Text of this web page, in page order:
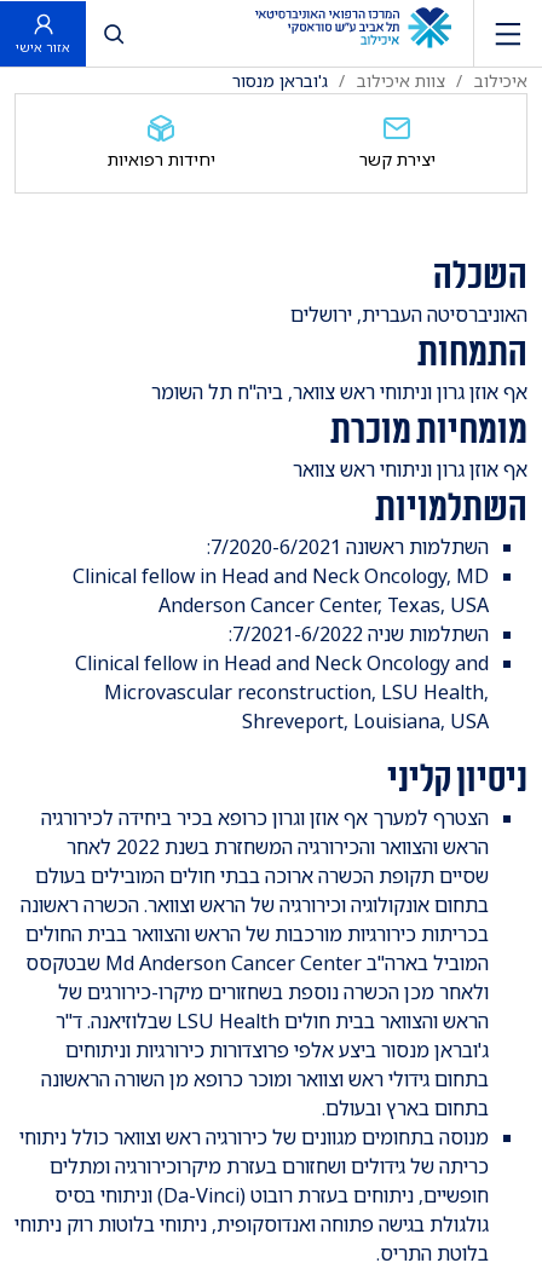
פתח חיפוש
אזור אישי
איכילוב צוות איכילוב ג'ובראן מנסור
השכלה
האוניברסיטה העברית, ירושלים
התמחות
​אף אוזן גרון וניתוחי ראש צוואר, ביה"ח תל השומר
מומחיות מוכרת
​אף אוזן גרון וניתוחי ראש צוואר
השתלמויות
​השתלמות ראשונה 7/2020-6/2021:
Clinical fellow in Head and Neck Oncology, MD
Anderson Cancer Center, Texas, USA
השתלמות שניה 7/2021-6/2022:
Clinical fellow in Head and Neck Oncology and
Microvascular reconstruction, LSU Health,
Shreveport, Louisiana, USA
ניסיון קליני
​הצטרף למערך אף אוזן וגרון כרופא בכיר ביחידה לכירורגיה
הראש והצוואר והכירורגיה המשחזרת בשנת 2022 לאחר
שסיים תקופת הכשרה ארוכה בבתי חולים המובילים בעולם
בתחום אונקולוגיה וכירורגיה של הראש וצוואר. הכשרה ראשונה
בכריתות כירורגיות מורכבות של הראש והצוואר בבית החולים
המוביל בארה"ב Md Anderson Cancer Center שבטקסס
ולאחר מכן הכשרה נוספת בשחזורים מיקרו-כירורגים של
הראש והצוואר בבית חולים LSU Health שבלוזיאנה. ד"ר
ג'ובראן מנסור ביצע אלפי פרוצדורות כירורגיות וניתוחים
בתחום גידולי ראש וצוואר ומוכר כרופא מן השורה הראשונה
בתחום בארץ ובעולם.
מנוסה בתחומים מגוונים של כירורגיה ראש וצוואר כולל ניתוחי
כריתה של גידולים ושחזורם בעזרת מיקרוכירורגיה ומתלים
חופשיים, ניתוחים בעזרת רובוט (Da-Vinci) וניתוחי בסיס
גולגולת בגישה פתוחה ואנדוסקופית, ניתוחי בלוטות רוק ניתוחי
בלוטת התריס.
יצירת קשר יחידות רפואיות